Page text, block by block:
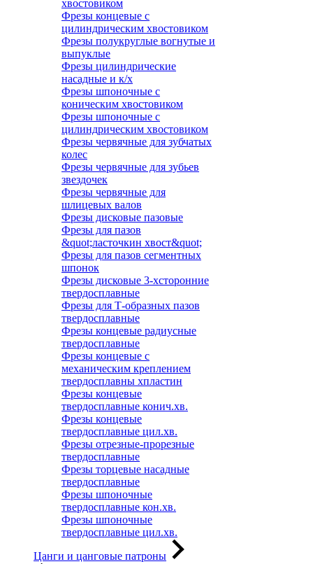
хвостовиком
Фрезы концевые с
цилиндрическим хвостовиком
Фрезы полукруглые вогнутые и
выпуклые
Фрезы цилиндрические
насадные и к/х
Фрезы шпоночные с
коническим хвостовиком
Фрезы шпоночные с
цилиндрическим хвостовиком
Фрезы червячные для зубчатых
колес
Фрезы червячные для зубьев
звездочек
Фрезы червячные для
шлицевых валов
Фрезы дисковые пазовые
Фрезы для пазов
&quot;ласточкин хвост&quot;
Фрезы для пазов сегментных
шпонок
Фрезы дисковые 3-хсторонние
твердосплавные
Фрезы для Т-образных пазов
твердосплавные
Фрезы концевые радиусные
твердосплавные
Фрезы концевые с
механическим креплением
твердосплавны хпластин
Фрезы концевые
твердосплавные конич.хв.
Фрезы концевые
твердосплавные цил.хв.
Фрезы отрезные-прорезные
твердосплавные
Фрезы торцевые насадные
твердосплавные
Фрезы шпоночные
твердосплавные кон.хв.
Фрезы шпоночные
твердосплавные цил.хв.
Цанги и цанговые патроны